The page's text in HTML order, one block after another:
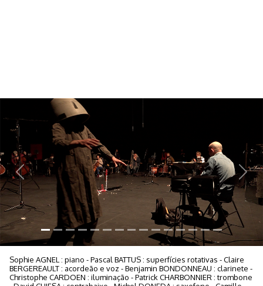
Previous Next
Sophie AGNEL : piano - Pascal BATTUS : superfícies rotativas - Claire
BERGEREAULT : acordeão e voz - Benjamin BONDONNEAU : clarinete -
Christophe CARDOEN : iluminação - Patrick CHARBONNIER : trombone